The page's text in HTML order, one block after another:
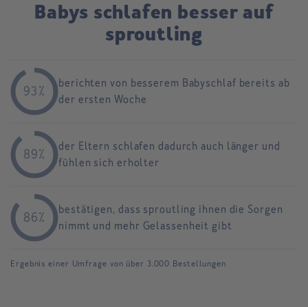
Babys schlafen besser auf
sproutling
93%
berichten von besserem Babyschlaf bereits ab
der ersten Woche
89%
der Eltern schlafen dadurch auch länger und
fühlen sich erholter
86%
bestätigen, dass sproutling ihnen die Sorgen
nimmt und mehr Gelassenheit gibt
Ergebnis einer Umfrage von über 3.000 Bestellungen